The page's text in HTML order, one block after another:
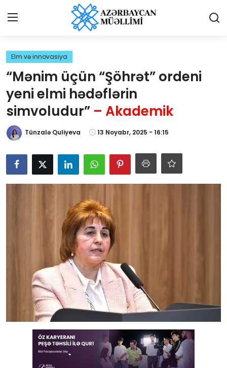
Giriş
Qəzetə elan ver
Əlaqə
Haqqımızda
Reklam və elan
Biz kimik?
Müsahibə
Elm və innovasiya
Elm və innovasiya
“Mənim üçün “Şöhrət” ordeni
yeni elmi hədəflərin
simvoludur” – Akademik
Tünzalə Quliyeva 13 Noyabr, 2025 - 16:15